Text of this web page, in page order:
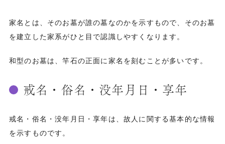
家名とは、そのお墓が誰の墓なのかを示すもので、そのお墓
を建立した家系がひと目で認識しやすくなります。
和型のお墓は、竿石の正面に家名を刻むことが多いです。
戒名・俗名・没年月日・享年
戒名・俗名・没年月日・享年は、故人に関する基本的な情報
を示すものです。